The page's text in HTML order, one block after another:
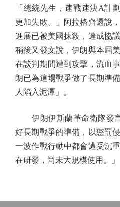
「總統先生，速戰速決A計
更加失敗。」阿拉格齊還說
進展已被美國抹殺，達成協
稍後又發文說，伊朗與本屆
在談判期間遭到攻擊，流血
朗已為這場戰爭做了長期準
人陷入泥潭」。
伊朗伊斯蘭革命衛隊發
好長期戰爭的準備，以懲罰
一波作戰行動中都會遭受沉
在研發，尚未大規模使用。」